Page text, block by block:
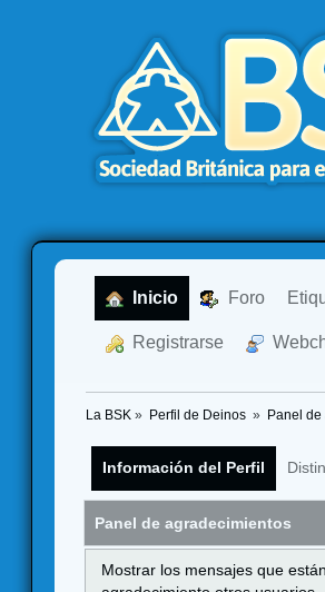
Inicio Foro
Registrarse
La BSK » Perfil de Deinos » Panel
Información del Perfil
Panel de agradecimientos
Mostrar los mensajes que